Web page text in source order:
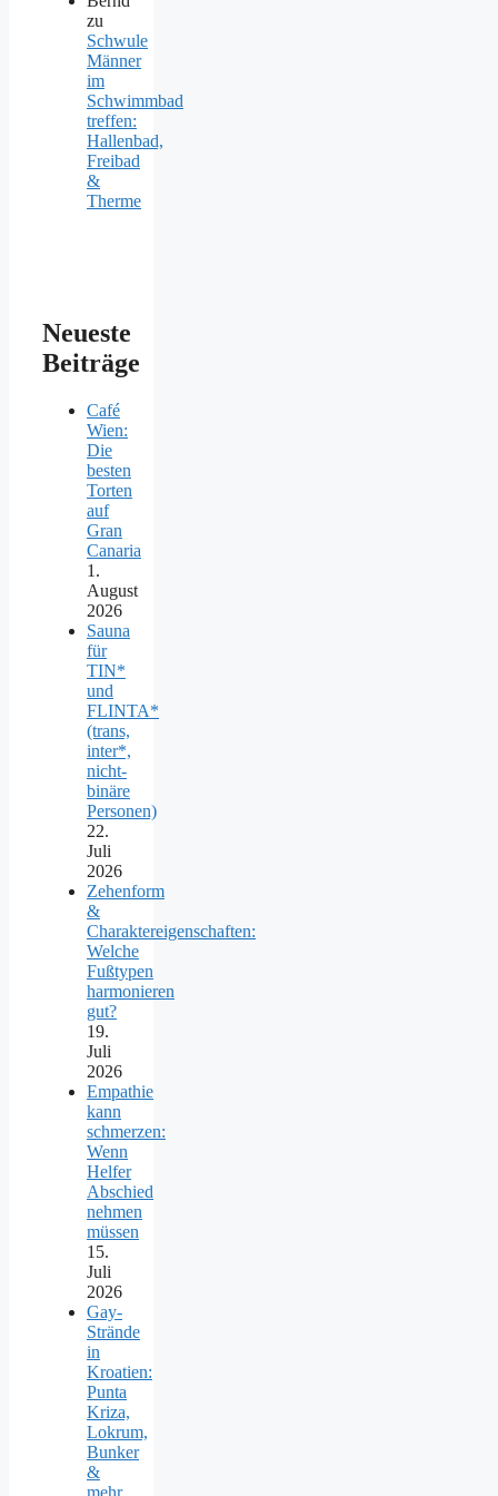
zu
Schwule
Männer
im
Schwimmbad
treffen:
Hallenbad,
Freibad
&
Therme
Neueste
Beiträge
Café
Wien:
Die
besten
Torten
auf
Gran
Canaria
1.
August
2026
Sauna
für
TIN*
und
FLINTA*
(trans,
inter*,
nicht-
binäre
Personen)
22.
Juli
2026
Zehenform
&
Charaktereigenschaften:
Welche
Fußtypen
harmonieren
gut?
19.
Juli
2026
Empathie
kann
schmerzen:
Wenn
Helfer
Abschied
nehmen
müssen
15.
Juli
2026
Gay-
Strände
in
Kroatien:
Punta
Kriza,
Lokrum,
Bunker
&
mehr